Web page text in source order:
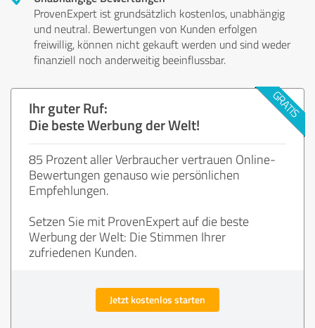
ProvenExpert ist grundsätzlich kostenlos, unabhängig
und neutral. Bewertungen von Kunden erfolgen
freiwillig, können nicht gekauft werden und sind weder
finanziell noch anderweitig beeinflussbar.
Ihr guter Ruf:
Die beste Werbung der Welt!
85 Prozent aller Verbraucher vertrauen Online-
Bewertungen genauso wie persönlichen
Empfehlungen.
Setzen Sie mit ProvenExpert auf die beste
Werbung der Welt: Die Stimmen Ihrer
zufriedenen Kunden.
Jetzt kostenlos starten